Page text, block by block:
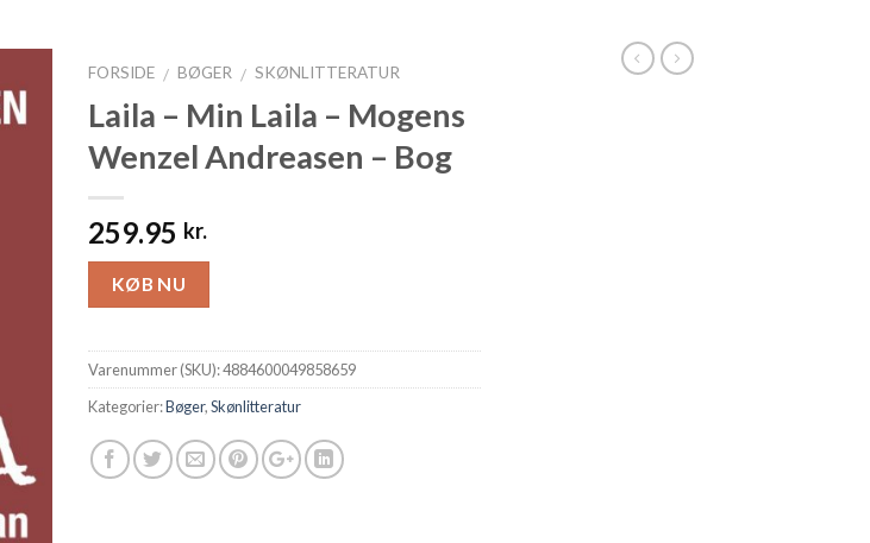
FORSIDE / BØGER / SKØNLITTERATUR
Laila – Min Laila – Mogens
Wenzel Andreasen – Bog
259.95 kr.
KØB NU
Varenummer (SKU):4884600049858659
Kategorier:Bøger,Skønlitteratur